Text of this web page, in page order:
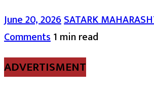
June 20, 2026SATARK
Comments1 min read
ADVERTISMENT